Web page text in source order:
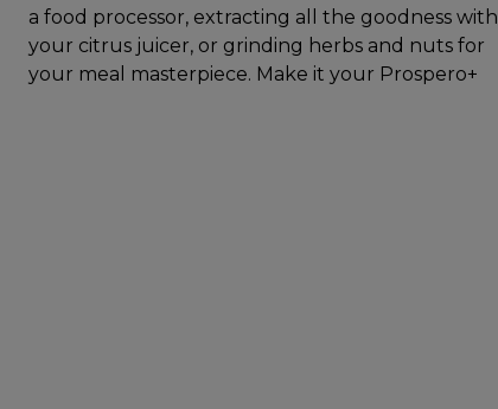
a food processor, extracting all the goodness with
your citrus juicer, or grinding herbs and nuts for
your meal masterpiece. Make it your Prospero+